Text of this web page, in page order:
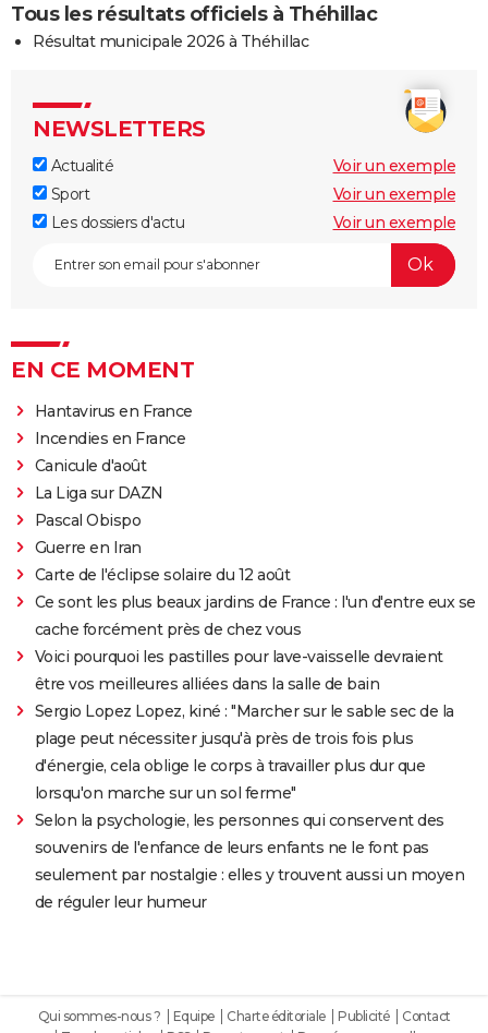
Tous les résultats officiels à Théhillac
Résultat municipale 2026 à Théhillac
NEWSLETTERS
Actualité
Voir un exemple
Sport
Voir un exemple
Les dossiers d'actu
Voir un exemple
EN CE MOMENT
Hantavirus en France
Incendies en France
Canicule d'août
La Liga sur DAZN
Pascal Obispo
Guerre en Iran
Carte de l'éclipse solaire du 12 août
Ce sont les plus beaux jardins de France : l'un d'entre eux se
cache forcément près de chez vous
Voici pourquoi les pastilles pour lave-vaisselle devraient
être vos meilleures alliées dans la salle de bain
Sergio Lopez Lopez, kiné : "Marcher sur le sable sec de la
plage peut nécessiter jusqu'à près de trois fois plus
d'énergie, cela oblige le corps à travailler plus dur que
lorsqu'on marche sur un sol ferme"
Selon la psychologie, les personnes qui conservent des
souvenirs de l'enfance de leurs enfants ne le font pas
seulement par nostalgie : elles y trouvent aussi un moyen
de réguler leur humeur
Qui sommes-nous ? Equipe Charte éditoriale Publicité
Contact